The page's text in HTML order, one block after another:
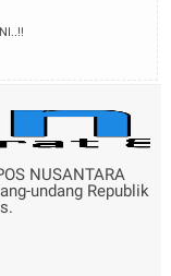
NUSANTARA
undang Republik